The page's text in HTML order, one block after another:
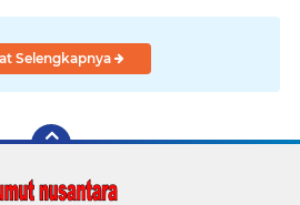
Selengkapnya